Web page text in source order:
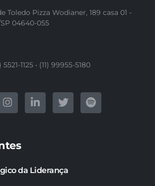
Toledo Pizza Wodianer, 189 casa 01 -
04640-055
5521-1125 • (11) 99955-5180
da Liderança